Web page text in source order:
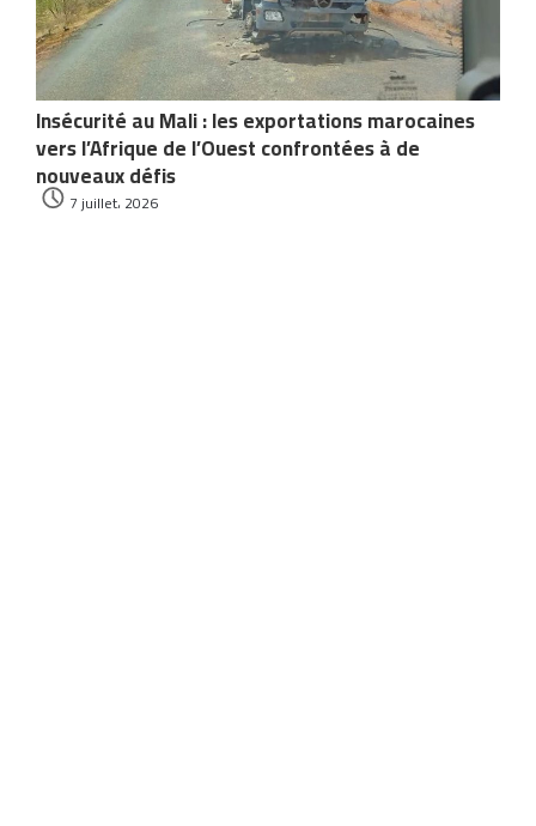
Insécurité au Mali : les exportations marocaines
vers l’Afrique de l’Ouest confrontées à de
nouveaux défis
7 juillet، 2026